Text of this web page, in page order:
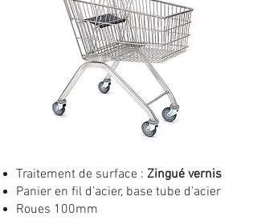
Traitement de surface : Zingué vernis
Panier en fil d’acier, base tube d’acier
Roues 100mm